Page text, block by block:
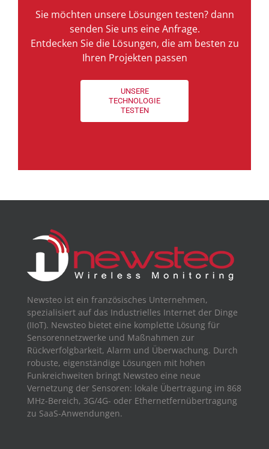
Sie möchten unsere Lösungen testen? dann
senden Sie uns eine Anfrage.
Entdecken Sie die Lösungen, die am besten zu
Ihren Projekten passen
UNSERE
TECHNOLOGIE
TESTEN
Newsteo ist ein französisches Unternehmen,
spezialisiert auf das Industrielles Internet der Dinge
(IIoT). Newsteo bietet eine komplette Lösung für
Sensorennetzwerke und Maßnahmen zur
Rückverfolgbarkeit, Alarm und Überwachung. Durch
robuste, eigenständige Lösungen mit hohen
Funkreichweiten bringt Newsteo eine neue
Vernetzung der Sensoren: lokale Übertragung im 868
MHz-Bereich, 3G/4G- oder Ethernetfernübertragung
zu SaaS-Anwendungen.